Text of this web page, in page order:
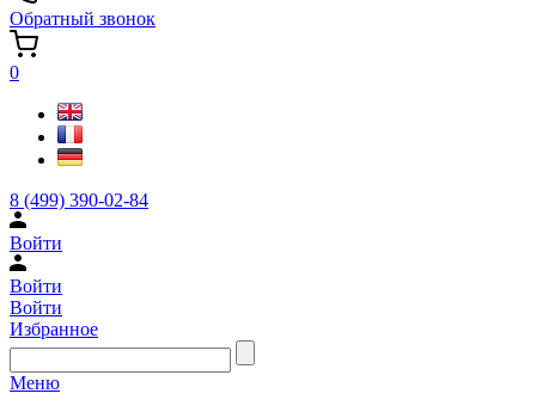
Обратный звонок
0
8 (499) 390-02-84
Войти
Войти
Войти
Избранное
Меню